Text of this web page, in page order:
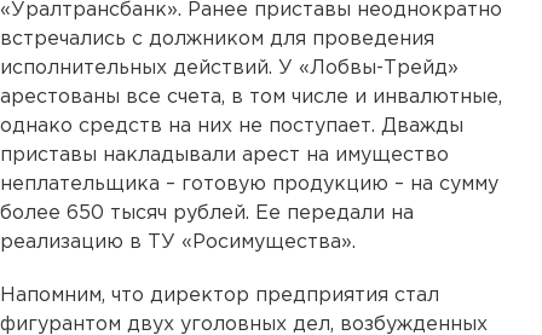
«Уралтрансбанк». Ранее приставы неоднократно
встречались с должником для проведения
исполнительных действий. У «Лобвы-Трейд»
арестованы все счета, в том числе и инвалютные,
однако средств на них не поступает. Дважды
приставы накладывали арест на имущество
неплательщика – готовую продукцию – на сумму
более 650 тысяч рублей. Ее передали на
реализацию в ТУ «Росимущества».
Напомним, что директор предприятия стал
фигурантом двух уголовных дел, возбужденных